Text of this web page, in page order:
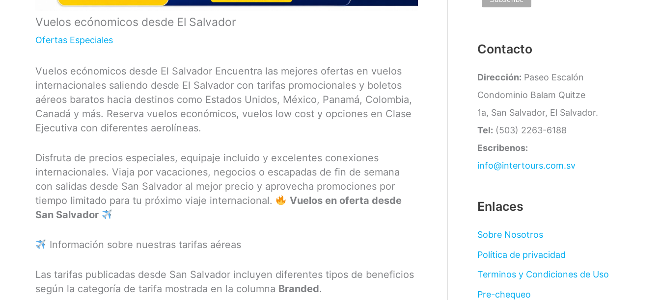
Vuelos ecónomicos desde El Salvador
Ofertas Especiales
Vuelos ecónomicos desde El Salvador Encuentra las mejores ofertas en vuelos
internacionales saliendo desde El Salvador con tarifas promocionales y boletos
aéreos baratos hacia destinos como Estados Unidos, México, Panamá, Colombia,
Canadá y más. Reserva vuelos económicos, vuelos low cost y opciones en Clase
Ejecutiva con diferentes aerolíneas.
Disfruta de precios especiales, equipaje incluido y excelentes conexiones
internacionales. Viaja por vacaciones, negocios o escapadas de fin de semana
con salidas desde San Salvador al mejor precio y aprovecha promociones por
tiempo limitado para tu próximo viaje internacional.
Vuelos en oferta desde
San Salvador
Información sobre nuestras tarifas aéreas
Las tarifas publicadas desde San Salvador incluyen diferentes tipos de beneficios
según la categoría de tarifa mostrada en la columna Branded.
Contacto
Dirección: Paseo Escalón
Condominio Balam Quitze
1a, San Salvador, El Salvador.
Tel: (503) 2263-6188
Escribenos:
info@intertours.com.sv
Enlaces
Sobre Nosotros
Política de privacidad
Terminos y Condiciones de Uso
Pre-chequeo